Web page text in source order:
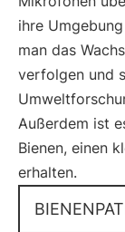
ihre
man das
verfolgen und
Außerdem ist
Bienen, einen
erhalten.